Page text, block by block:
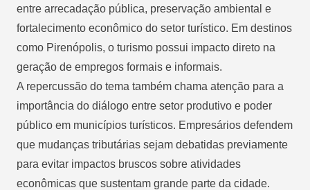
entre arrecadação pública, preservação ambiental e
fortalecimento econômico do setor turístico. Em destinos
como Pirenópolis, o turismo possui impacto direto na
geração de empregos formais e informais.
A repercussão do tema também chama atenção para a
importância do diálogo entre setor produtivo e poder
público em municípios turísticos. Empresários defendem
que mudanças tributárias sejam debatidas previamente
para evitar impactos bruscos sobre atividades
econômicas que sustentam grande parte da cidade.